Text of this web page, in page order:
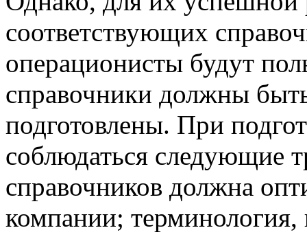
соответствующих
операционисты будут
справочники должны
подготовлены. При
соблюдаться следующие
справочников должна
компании;